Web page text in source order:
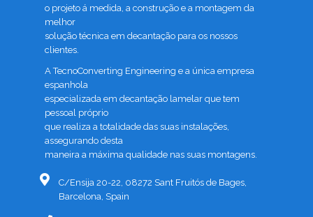
o projeto á medida, a construção e a montagem da
melhor
solução técnica em decantação para os nossos
clientes.
A TecnoConverting Engineering e a única empresa
espanhola
especializada em decantação lamelar que tem
pessoal próprio
que realiza a totalidade das suas instalações,
assegurando desta
maneira a máxima qualidade nas suas montagens.
C/Ensija 20-22, 08272 Sant Fruitós de Bages,
Barcelona, Spain